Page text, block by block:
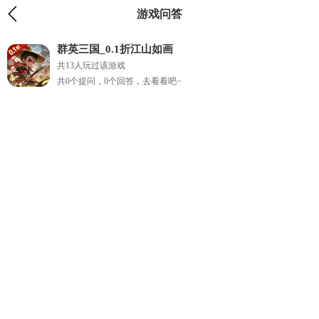
游戏问答
群英三国_0.1折江山如画
共13人玩过该游戏
共0个提问，0个回答，去看看吧~